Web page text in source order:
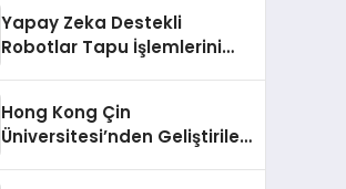
Oluşturuldu
Yapay Zeka Destekli
Robotlar Tapu İşlemlerini
Hong Kong Çin
Üniversitesi’nden Geliştirilen